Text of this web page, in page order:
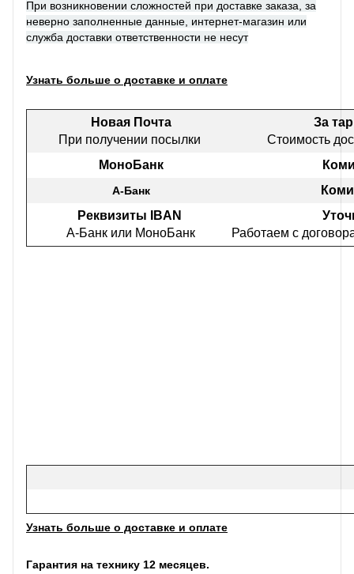
При возникновении сложностей при доставке заказа, за
неверно заполненные данные, интернет-магазин или
служба доставки ответственности не несут
Узнать больше о доставке и оплате
Новая Почта
При получении посылки
За
Стоимость
МоноБанк
А-Банк
Реквизиты IBAN
А-Банк или МоноБанк
Работаем с
Узнать больше о доставке и оплате
Гарантия на технику 12 месяцев.